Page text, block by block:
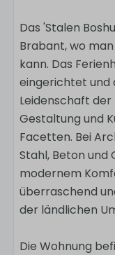
Das 'Stalen
Brabant, wo
kann. Das
eingerichtet und
Leidenschaft
Gestaltung und
Facetten. Bei
Stahl, Beton
modernem
überraschend
der ländlichen
Die Wohnung